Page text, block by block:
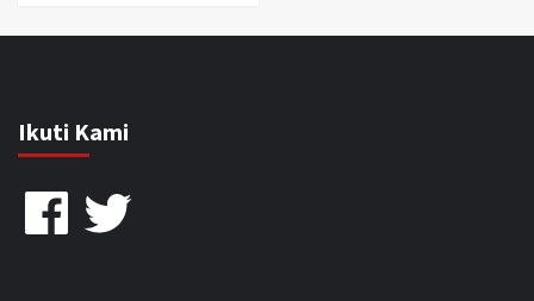
Ikuti Kami
FacebookTwitter